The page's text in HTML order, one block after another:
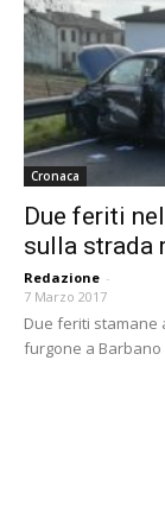
Cronaca
Due feriti
sulla strada
Redazione -
7 Marzo 2017
Due feriti stamane
furgone a Barbano